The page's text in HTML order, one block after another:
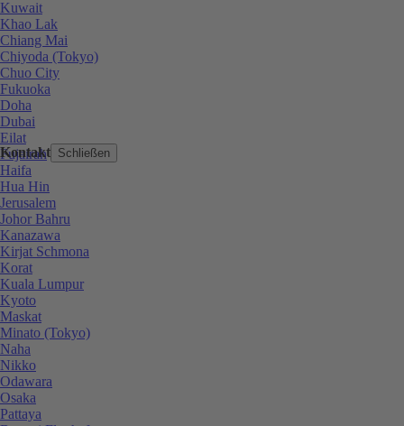
Kontakt Schließen
Kuwait
Khao Lak
Chiang Mai
Chiyoda (Tokyo)
Chuo City
Fukuoka
Doha
Dubai
Eilat
Fujairah
Haifa
Hua Hin
Jerusalem
Johor Bahru
Kanazawa
Kirjat Schmona
Korat
Kuala Lumpur
Kyoto
Maskat
Minato (Tokyo)
Naha
Nikko
Odawara
Osaka
Pattaya